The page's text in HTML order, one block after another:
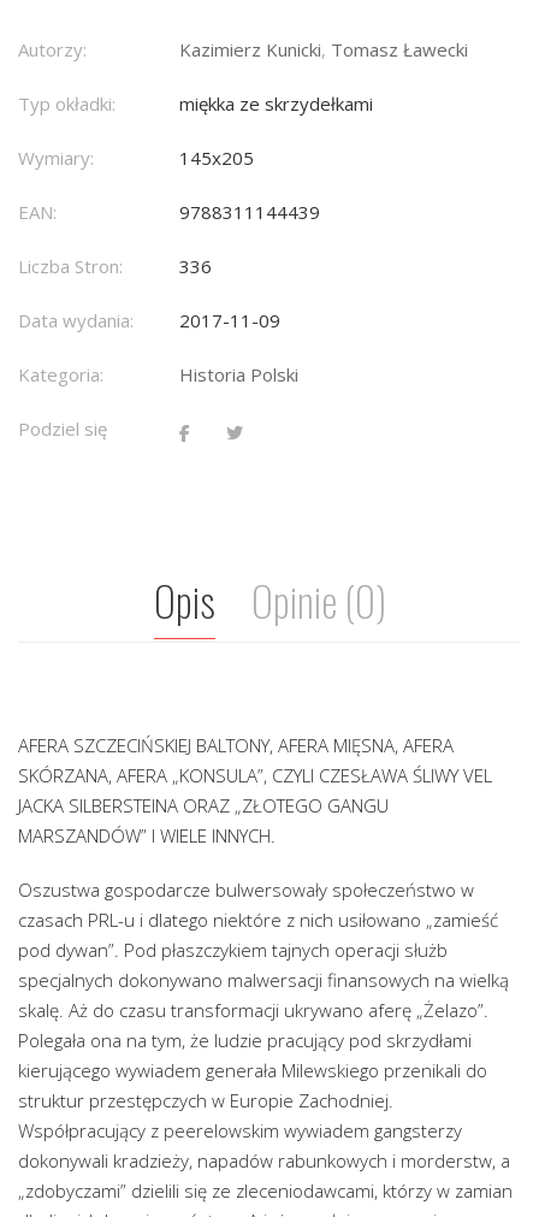
Autorzy: Kazimierz Kunicki, Tomasz Ławecki
Typ okładki: miękka ze skrzydełkami
Wymiary: 145x205
EAN: 9788311144439
Liczba Stron: 336
Data wydania: 2017-11-09
Kategoria: Historia Polski
Podziel się
Opis Opinie (0)
AFERA SZCZECIŃSKIEJ BALTONY, AFERA MIĘSNA, AFERA
SKÓRZANA, AFERA „KONSULA”, CZYLI CZESŁAWA ŚLIWY VEL
JACKA SILBERSTEINA ORAZ „ZŁOTEGO GANGU
MARSZANDÓW” I WIELE INNYCH.
Oszustwa gospodarcze bulwersowały społeczeństwo w
czasach PRL-u i dlatego niektóre z nich usiłowano „zamieść
pod dywan”. Pod płaszczykiem tajnych operacji służb
specjalnych dokonywano malwersacji finansowych na wielką
skalę. Aż do czasu transformacji ukrywano aferę „Żelazo”.
Polegała ona na tym, że ludzie pracujący pod skrzydłami
kierującego wywiadem generała Milewskiego przenikali do
struktur przestępczych w Europie Zachodniej.
Współpracujący z peerelowskim wywiadem gangsterzy
dokonywali kradzieży, napadów rabunkowych i morderstw, a
„zdobyczami” dzielili się ze zleceniodawcami, którzy w zamian